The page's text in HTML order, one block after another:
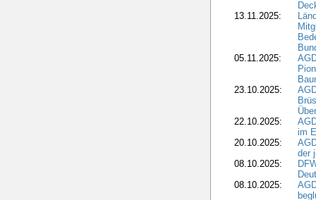
13.11.2025:
05.11.2025:
23.10.2025:
22.10.2025:
im
20.10.2025:
der
08.10.2025:
08.10.2025: